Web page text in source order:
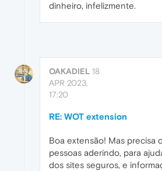
dinheiro, infelizmente.
OAKADIEL 18
APR 2023,
17:20
RE: WOT extension
Boa extensão! Mas precisa
pessoas aderindo, para
dos sites seguros, e